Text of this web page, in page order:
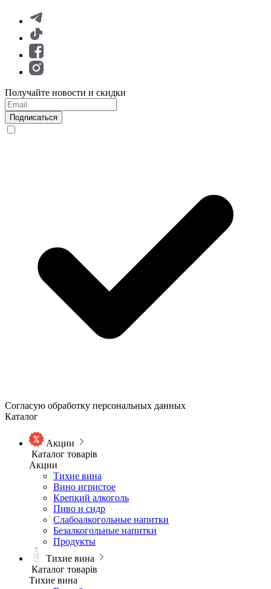
Получайте новости и скидки
Подписаться
Согласую обработку персональных данных
Каталог
Акции
Каталог товарів
Акции
Тихие вина
Вино игристое
Крепкий алкоголь
Пиво и сидр
Слабоалкогольные напитки
Безалкогольные напитки
Продукты
Тихие вина
Каталог товарів
Тихие вина